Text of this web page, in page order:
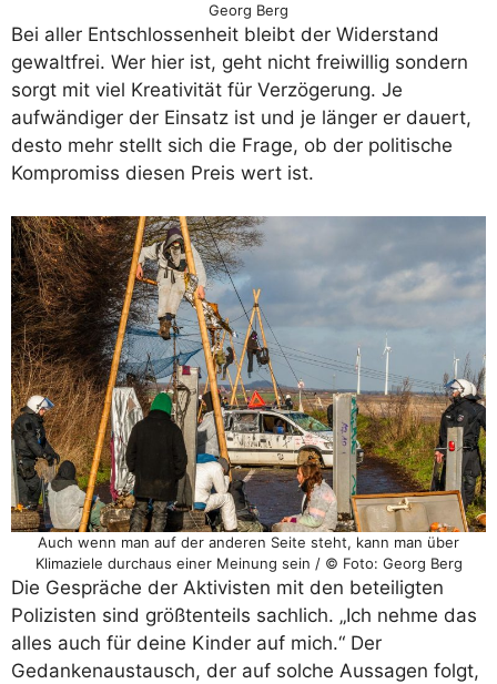
Georg Berg
Bei aller Entschlossenheit bleibt der Widerstand
gewaltfrei. Wer hier ist, geht nicht freiwillig sondern
sorgt mit viel Kreativität für Verzögerung. Je
aufwändiger der Einsatz ist und je länger er dauert,
desto mehr stellt sich die Frage, ob der politische
Kompromiss diesen Preis wert ist.
Auch wenn man auf der anderen Seite steht, kann man über
Klimaziele durchaus einer Meinung sein / © Foto: Georg Berg
Die Gespräche der Aktivisten mit den beteiligten
Polizisten sind größtenteils sachlich. „Ich nehme das
alles auch für deine Kinder auf mich.“ Der
Gedankenaustausch, der auf solche Aussagen folgt,